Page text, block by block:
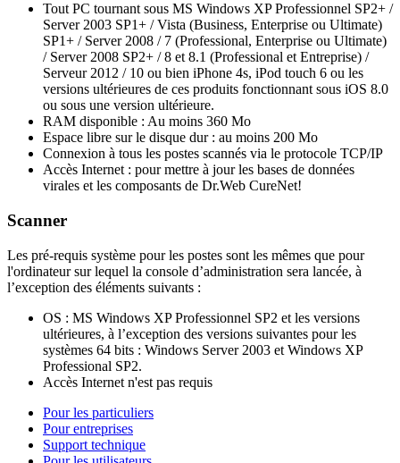
Tout PC tournant sous MS Windows XP Professionnel SP2+ /
Server 2003 SP1+ / Vista (Business, Enterprise ou Ultimate)
SP1+ / Server 2008 / 7 (Professional, Enterprise ou Ultimate)
/ Server 2008 SP2+ / 8 et 8.1 (Professional et Entreprise) /
Serveur 2012 / 10 ou bien iPhone 4s, iPod touch 6 ou les
versions ultérieures de ces produits fonctionnant sous iOS 8.0
ou sous une version ultérieure.
RAM disponible : Au moins 360 Mo
Espace libre sur le disque dur : au moins 200 Mo
Connexion à tous les postes scannés via le protocole TCP/IP
Accès Internet : pour mettre à jour les bases de données
virales et les composants de Dr.Web CureNet!
Scanner
Les pré-requis système pour les postes sont les mêmes que pour
l'ordinateur sur lequel la console d’administration sera lancée, à
l’exception des éléments suivants :
OS : MS Windows XP Professionnel SP2 et les versions
ultérieures, à l’exception des versions suivantes pour les
systèmes 64 bits : Windows Server 2003 et Windows XP
Professional SP2.
Accès Internet n'est pas requis
Pour les particuliers
Pour entreprises
Support technique